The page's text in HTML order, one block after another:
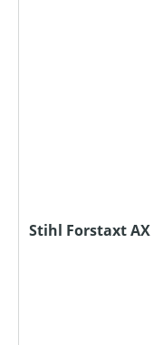
Stihl Forstaxt AX